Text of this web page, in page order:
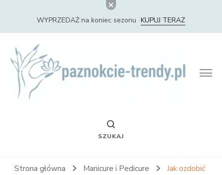
WYPRZEDAŻ na koniec sezonu KUPUJ TERAZ
Paznokcie Trendy – Nowości i Trendy w Stylizacji
Paznokci
SZUKAJ
Strona główna Manicure i Pedicure
Jak ozdobić